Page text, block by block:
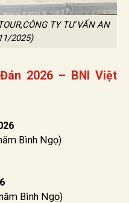
TY TƯ VẤN AN
2025)
2026 – BNI Việt
Bình Ngọ)
Bình Ngọ)